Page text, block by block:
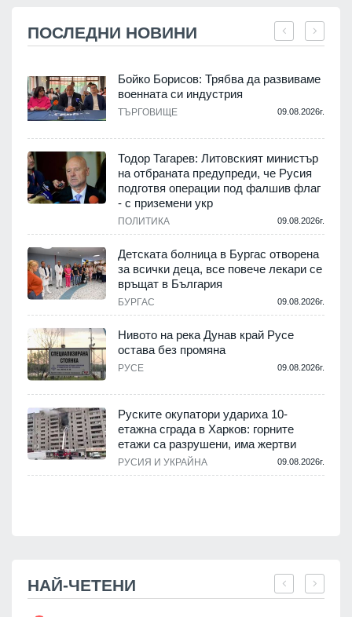
ПОСЛЕДНИ НОВИНИ
Бойко Борисов: Трябва да развиваме
военната си индустрия
ТЪРГОВИЩЕ 09.08.2026г.
Тодор Тагарев: Литовският министър
на отбраната предупреди, че Русия
подготвя операции под фалшив флаг
- с приземени укр
ПОЛИТИКА 09.08.2026г.
Детската болница в Бургас отворена
за всички деца, все повече лекари се
връщат в България
БУРГАС 09.08.2026г.
Нивото на река Дунав край Русе
остава без промяна
РУСЕ 09.08.2026г.
Руските окупатори удариха 10-
етажна сграда в Харков: горните
етажи са разрушени, има жертви
РУСИЯ И УКРАЙНА 09.08.2026г.
НАЙ-ЧЕТЕНИ